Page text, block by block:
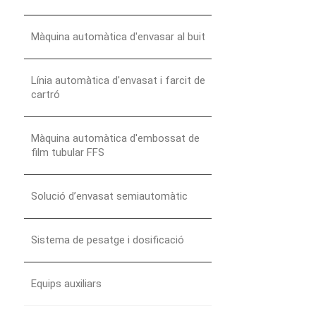
Màquina automàtica d'envasar al buit
Línia automàtica d'envasat i farcit de
cartró
Màquina automàtica d'embossat de
film tubular FFS
Solució d’envasat semiautomàtic
Sistema de pesatge i dosificació
Equips auxiliars